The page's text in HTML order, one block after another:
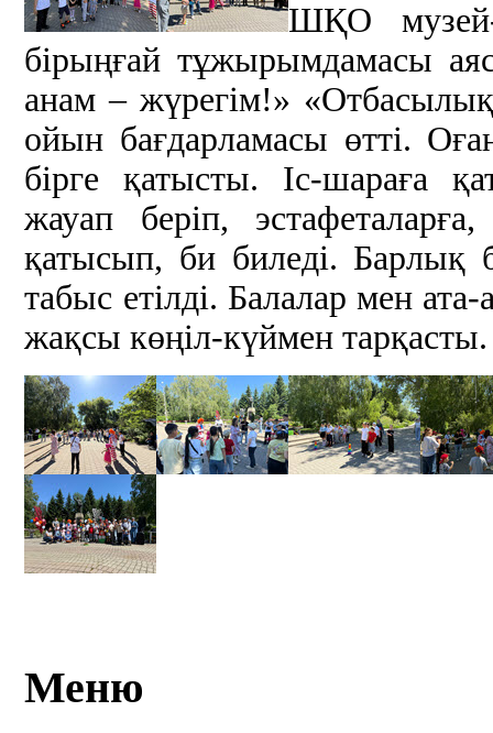
ШҚО музей-
бірыңғай тұжырымдамасы
анам – жүрегім!»
ойын бағдарламасы өтті.
бірге қатысты. Іс-шараға
жауап беріп,
қатысып, би биледі. Барлық
табыс етілді. Балалар мен
жақсы көңіл-күймен тарқасты.
Меню